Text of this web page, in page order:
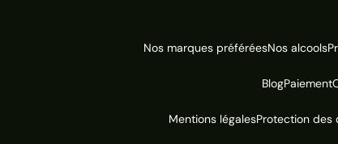
Nos marques préféréesNos alcools
BlogPaiement
Mentions légalesProtection des